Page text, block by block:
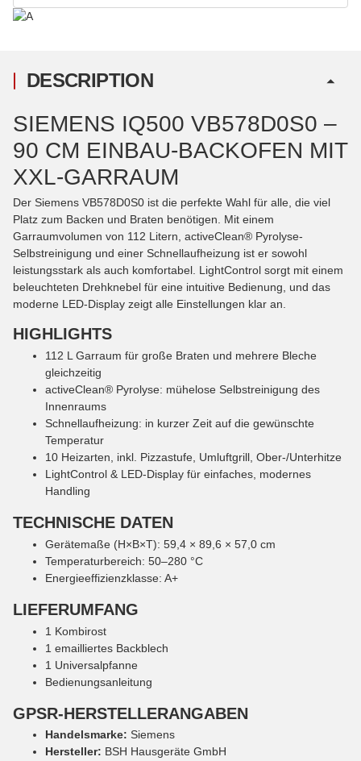
DESCRIPTION
SIEMENS IQ500 VB578D0S0 –
90 CM EINBAU-BACKOFEN MIT
XXL-GARRAUM
Der Siemens VB578D0S0 ist die perfekte Wahl für alle, die viel
Platz zum Backen und Braten benötigen. Mit einem
Garraumvolumen von 112 Litern, activeClean® Pyrolyse-
Selbstreinigung und einer Schnellaufheizung ist er sowohl
leistungsstark als auch komfortabel. LightControl sorgt mit einem
beleuchteten Drehknebel für eine intuitive Bedienung, und das
moderne LED-Display zeigt alle Einstellungen klar an.
HIGHLIGHTS
112 L Garraum für große Braten und mehrere Bleche
gleichzeitig
activeClean® Pyrolyse: mühelose Selbstreinigung des
Innenraums
Schnellaufheizung: in kurzer Zeit auf die gewünschte
Temperatur
10 Heizarten, inkl. Pizzastufe, Umluftgrill, Ober-/Unterhitze
LightControl & LED-Display für einfaches, modernes
Handling
TECHNISCHE DATEN
Gerätemaße (H×B×T): 59,4 × 89,6 × 57,0 cm
Temperaturbereich: 50–280 °C
Energieeffizienzklasse: A+
LIEFERUMFANG
1 Kombirost
1 emailliertes Backblech
1 Universalpfanne
Bedienungsanleitung
GPSR-HERSTELLERANGABEN
Handelsmarke: Siemens
Hersteller: BSH Hausgeräte GmbH